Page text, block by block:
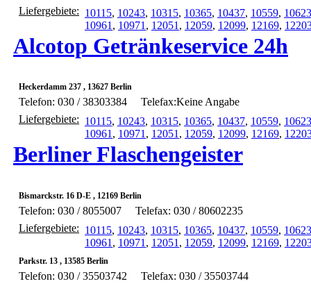
Liefergebiete: 10115, 10243, 10315, 10365, 10437, 10559, 10623
10961 , 10971 , 12051 , 12059, 12099, 12169,
Alcotop Getränkeservice 24h
Heckerdamm 237 , 13627 Berlin
Telefon: 030 / 38303384
Telefax:Keine Angabe
Liefergebiete: 10115, 10243, 10315, 10365, 10437, 10559, 10623
10961 , 10971 , 12051 , 12059, 12099, 12169,
Berliner Flaschengeister
Bismarckstr. 16 D-E , 12169 Berlin
Telefon: 030 / 8055007
Telefax: 030 / 80602235
Liefergebiete: 10115, 10243, 10315, 10365, 10437, 10559, 10623
10961 , 10971 , 12051 , 12059, 12099, 12169,
Parkstr. 13 , 13585 Berlin
Telefon: 030 / 35503742
Telefax: 030 / 35503744